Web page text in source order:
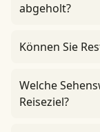
abgeholt?
Können Sie
Welche
Reiseziel?